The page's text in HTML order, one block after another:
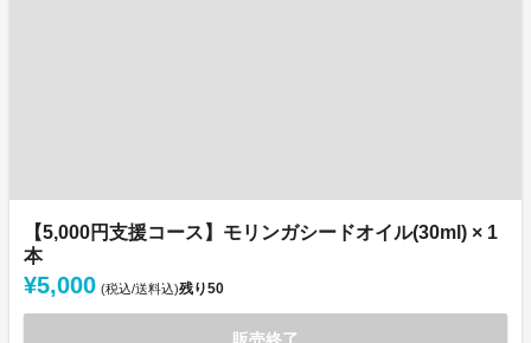
【5,000円支援コース】モリンガシードオイル(30ml) × 1
本
¥5,000 (税込/送料込)残り50